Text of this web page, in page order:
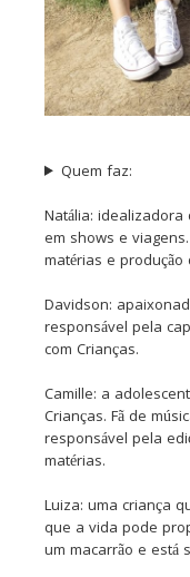
Quem faz:
Natália: idealizadora
em shows e
matérias e produção
Davidson:
responsável pela
com Crianças.
Camille: a
Crianças. Fã de
responsável pela
matérias.
Luiza: uma criança
que a vida pode
um macarrão e está